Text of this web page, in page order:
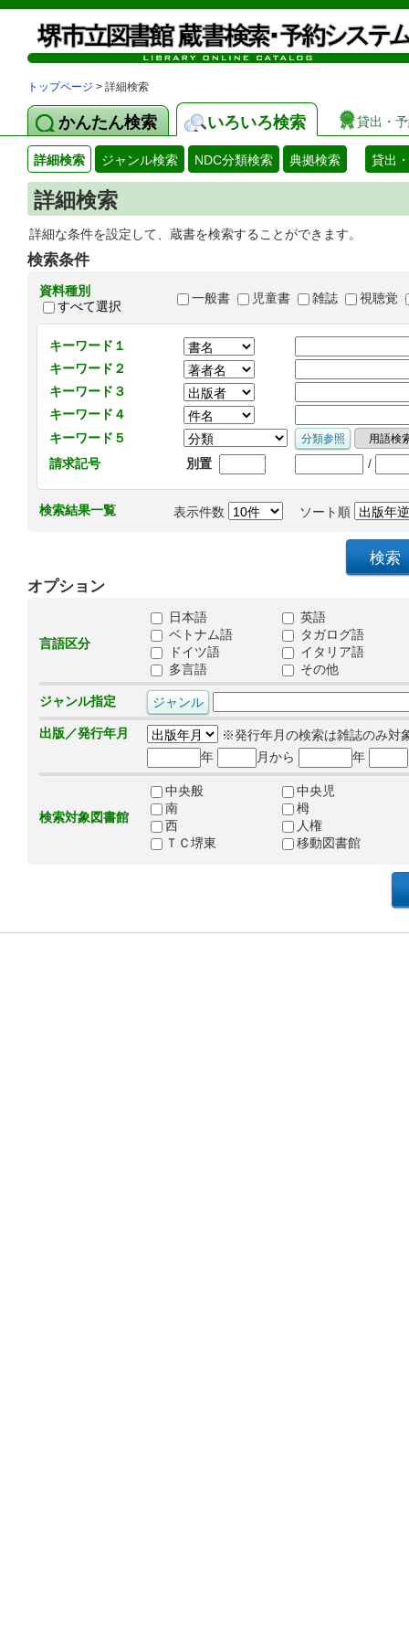
トップページ > 詳細検索
かんたん検索 いろいろ検索 貸出・
詳細検索 ジャンル検索 NDC分類検索 典拠検索 貸出
詳細検索
詳細な条件を設定して、蔵書を検索することができます。
検索条件
資料種別
すべて選択
一般書 児童書 雑誌 視聴覚
キーワード１
キーワード２
キーワード３
キーワード４
キーワード５
請求記号
別置 /
検索結果一覧 表示件数 ソート順
オプション
言語区分
日本語
英語
ベトナム語
タガログ語
ドイツ語
イタリア語
多言語
その他
ジャンル指定
出版／発行年月
※発行年月の検索は雑誌のみ対
年
月から 年
検索対象図書館
中央般
中央児
南
栂
西
人権
ＴＣ堺東
移動図書館